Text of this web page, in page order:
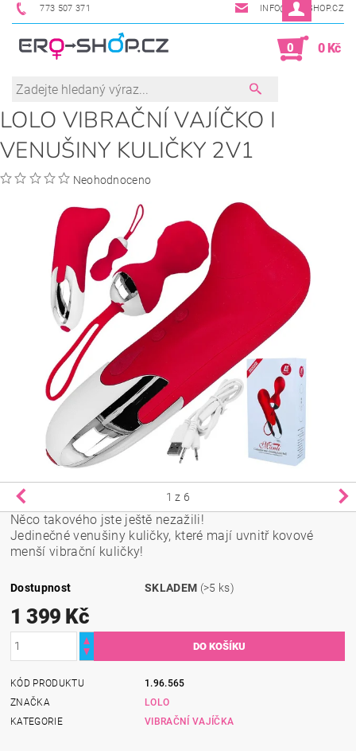
773 507 371 INFO@ERO-SHOP.CZ
0 0 Kč
LOLO VIBRAČNÍ VAJÍČKO I
VENUŠINY KULIČKY 2V1
Neohodnoceno
1 z 6
Něco takového jste ještě nezažili!
Jedinečné venušiny kuličky, které mají uvnitř kovové
menší vibrační kuličky!
Dostupnost SKLADEM (>5 ks)
1 399 Kč
KÓD PRODUKTU
1.96.565
ZNAČKA
LOLO
KATEGORIE
VIBRAČNÍ VAJÍČKA